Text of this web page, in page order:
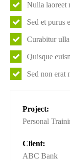
Nulla laoreet
Sed et purus
Curabitur
Quisque
Sed non erat
Project:
Personal
Client:
ABC Bank